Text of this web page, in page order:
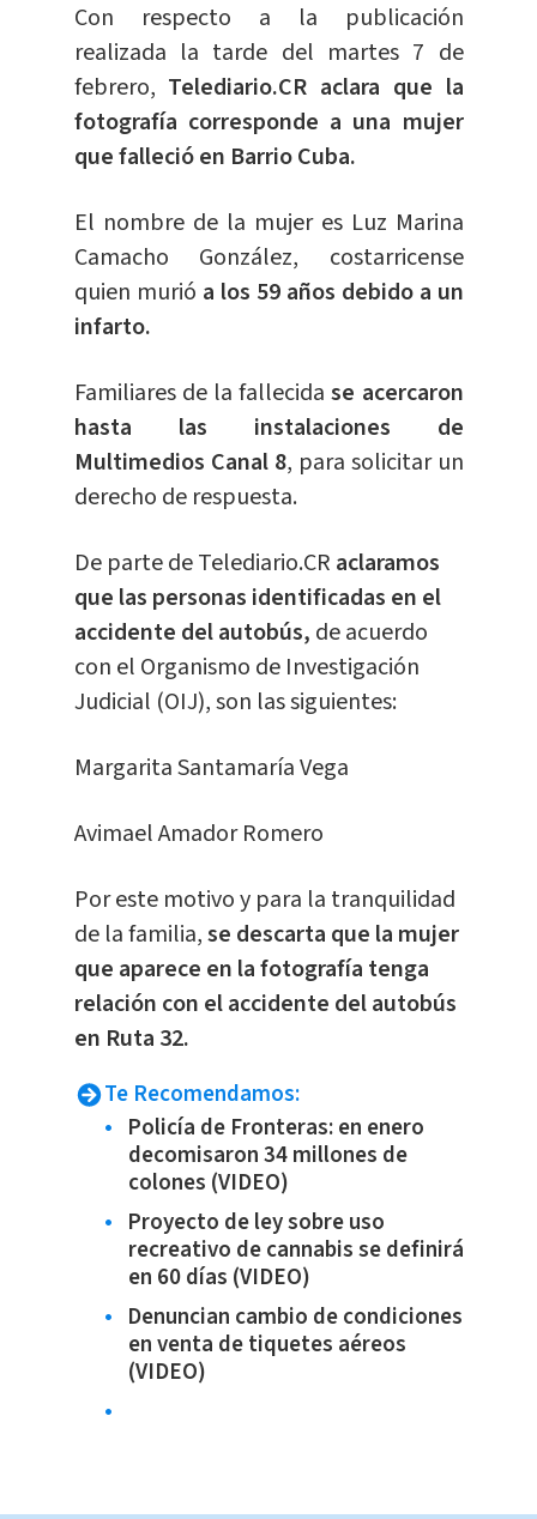
Con respecto a la publicación
realizada la tarde del martes 7 de
febrero, Telediario.CR aclara que la
fotografía corresponde a una mujer
que falleció en Barrio Cuba.
El nombre de la mujer es Luz Marina
Camacho González, costarricense
quien murió a los 59 años debido a un
infarto.
Familiares de la fallecidase acercaron
hasta las instalaciones de
Multimedios Canal 8, para solicitar un
derecho de respuesta.
De parte de Telediario.CR aclaramos
que las personas identificadas en el
accidente del autobús, de acuerdo
con el Organismo de Investigación
Judicial (OIJ), son las siguientes:
Margarita Santamaría Vega
Avimael Amador Romero
Por este motivo y para la tranquilidad
de la familia,se descarta que la mujer
que aparece en la fotografía tenga
relación con el accidente del autobús
en Ruta 32.
Te Recomendamos:
Policía de Fronteras: en enero
decomisaron 34 millones de
colones (VIDEO)
Proyecto de ley sobre uso
recreativo de cannabis se definirá
en 60 días (VIDEO)
Denuncian cambio de condiciones
en venta de tiquetes aéreos
(VIDEO)